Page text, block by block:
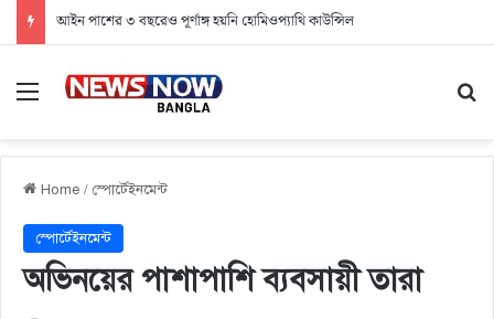
আইন পাশের ৩ বছরেও পূর্ণাঙ্গ হয়নি হোমিওপ্যাথি কাউন্সিল
Menu
Home / স্পোর্টেইনমেন্ট
স্পোর্টেইনমেন্ট
অভিনয়ের পাশাপাশি ব্যবসায়ী তারা